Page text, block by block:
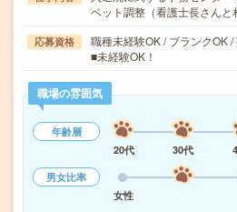
ベット調整（看護士長さん
応募資格
職種未経験OK / ブランクOK
■未経験OK！
職場の雰囲気
年齢層
20代
30代
男女比率
女性